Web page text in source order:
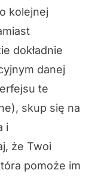
kolejnej
dokładnie
danej
te
skup się na
i
że Twoi
pomoże im